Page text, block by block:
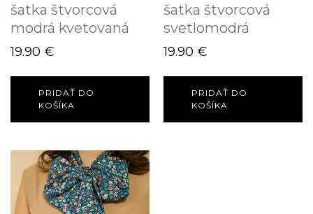
šatka štvorcová
modrá kvetovaná
19.90 €
PRIDAŤ DO
KOŠÍKA
šatka štvorcová
svetlomodrá
19.90 €
PRIDAŤ DO
KOŠÍKA